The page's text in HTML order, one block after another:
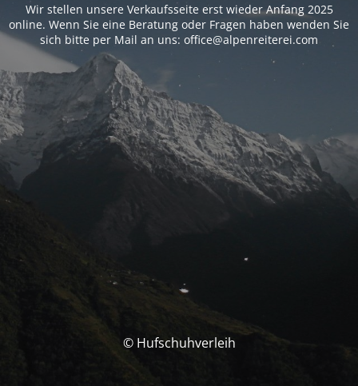
Wir stellen unsere Verkaufsseite erst wieder Anfang 2025
online. Wenn Sie eine Beratung oder Fragen haben wenden Sie
sich bitte per Mail an uns: office@alpenreiterei.com
© Hufschuhverleih